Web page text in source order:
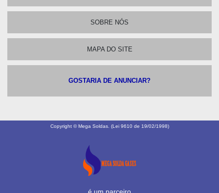
SOBRE NÓS
MAPA DO SITE
GOSTARIA DE ANUNCIAR?
Copyright © Mega Soldas. (Lei 9610 de 19/02/1998)